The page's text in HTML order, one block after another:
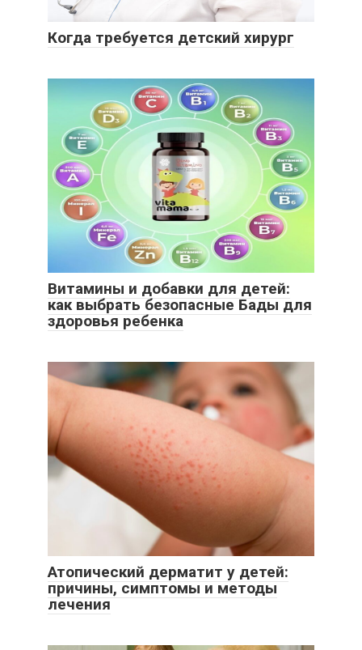
Когда требуется детский хирург
Витамины и добавки для детей:
как выбрать безопасные Бады для
здоровья ребенка
Атопический дерматит у детей:
причины, симптомы и методы
лечения